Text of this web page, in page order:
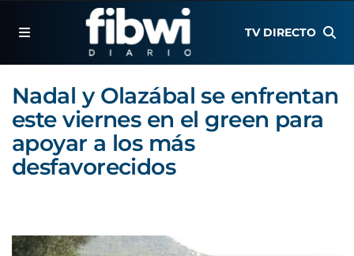
TV DIRECTO
Nadal y Olazábal se enfrentan
este viernes en el green para
apoyar a los más
desfavorecidos